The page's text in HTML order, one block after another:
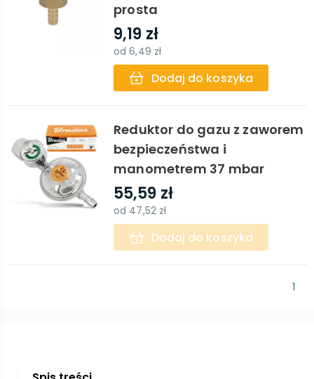
prosta
9,19 zł
od6,49 zł
Dodaj do koszyka
Reduktor do gazu z zaworem
bezpieczeństwa i
manometrem 37 mbar
55,59 zł
od 47,52 zł
Dodaj do koszyka
1